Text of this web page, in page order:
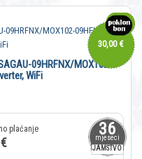
30,00 €
36
mjeseci
JAMSTVO
09HRFNX/MOX102-
WiFi